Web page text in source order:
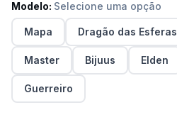
Modelo: Selecione uma opção
Mapa Dragão das Esferas
Master Bijuus Elden
Guerreiro